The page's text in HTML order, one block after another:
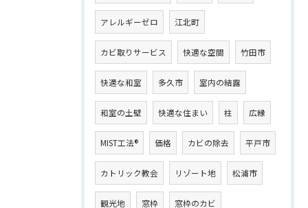
アレルギーゼロ 江北町
カビ取りサービス 快適な空間 竹田市
快適な和室 多久市 室内の結露
和室の土壁 快適な住まい 柱 広縁
MIST工法® 価格 カビの除去 平戸市
カトリック教会 リゾート地 松浦市
観光地 窓枠 窓枠のカビ